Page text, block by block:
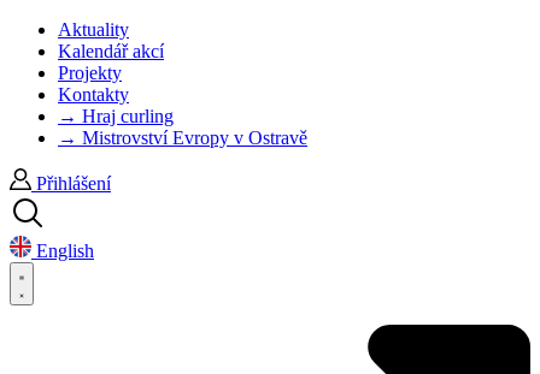
Aktuality
Kalendář akcí
Projekty
Kontakty
→ Hraj curling
→ Mistrovství Evropy v Ostravě
Přihlášení
English